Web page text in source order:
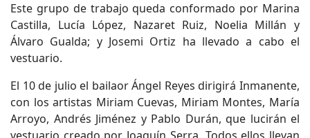
Este grupo de trabajo queda conformado por Marina
Castilla, Lucía López, Nazaret Ruiz, Noelia Millán y
Álvaro Gualda; y Josemi Ortiz ha llevado a cabo el
vestuario.
El 10 de julio el bailaor Ángel Reyes dirigirá Inmanente,
con los artistas Miriam Cuevas, Miriam Montes, María
Arroyo, Andrés Jiménez y Pablo Durán, que lucirán el